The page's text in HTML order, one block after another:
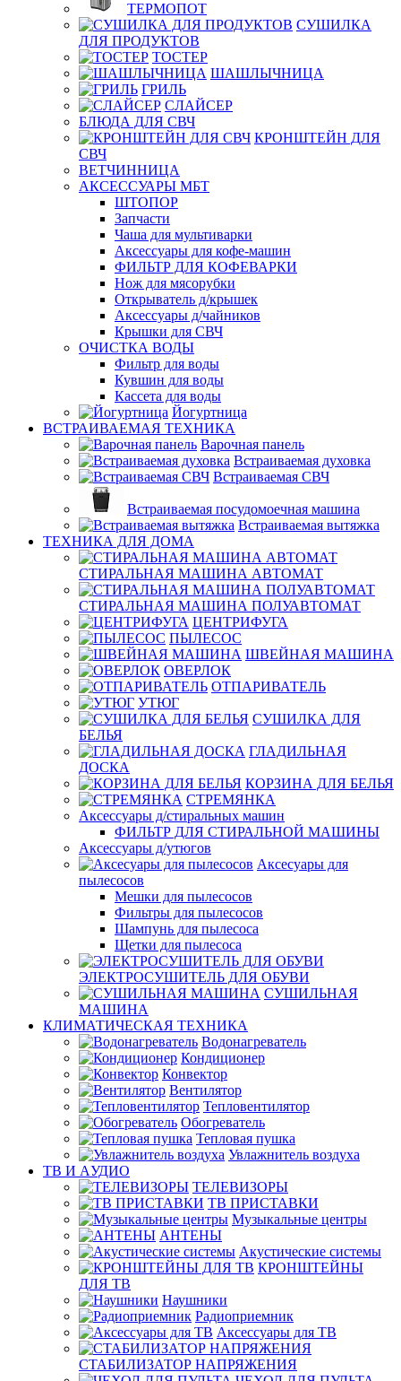
ТЕРМОПОТ
СУШИЛКА
ДЛЯ ПРОДУКТОВ
ТОСТЕР
ШАШЛЫЧНИЦА
ГРИЛЬ
СЛАЙСЕР
БЛЮДА ДЛЯ СВЧ
КРОНШТЕЙН ДЛЯ
СВЧ
ВЕТЧИННИЦА
АКСЕССУАРЫ МБТ
ШТОПОР
Запчасти
Чаша для мультиварки
Аксессуары для кофе-машин
ФИЛЬТР ДЛЯ КОФЕВАРКИ
Нож для мясорубки
Открыватель д/крышек
Аксессуары д/чайников
Крышки для СВЧ
ОЧИСТКА ВОДЫ
Фильтр для воды
Кувшин для воды
Кассета для воды
Йогуртница
ВСТРАИВАЕМАЯ ТЕХНИКА
Варочная панель
Встраиваемая духовка
Встраиваемая СВЧ
Встраиваемая посудомоечная машина
Встраиваемая вытяжка
ТЕХНИКА ДЛЯ ДОМА
СТИРАЛЬНАЯ МАШИНА АВТОМАТ
СТИРАЛЬНАЯ МАШИНА ПОЛУАВТОМАТ
ЦЕНТРИФУГА
ПЫЛЕСОС
ШВЕЙНАЯ МАШИНА
ОВЕРЛОК
ОТПАРИВАТЕЛЬ
УТЮГ
СУШИЛКА ДЛЯ
БЕЛЬЯ
ГЛАДИЛЬНАЯ
ДОСКА
КОРЗИНА ДЛЯ БЕЛЬЯ
СТРЕМЯНКА
Аксессуары д/стиральных машин
ФИЛЬТР ДЛЯ СТИРАЛЬНОЙ МАШИНЫ
Аксессуары д/утюгов
Аксесуары для
пылесосов
Мешки для пылесосов
Фильтры для пылесосов
Шампунь для пылесоса
Щетки для пылесоса
ЭЛЕКТРОСУШИТЕЛЬ ДЛЯ ОБУВИ
СУШИЛЬНАЯ
МАШИНА
КЛИМАТИЧЕСКАЯ ТЕХНИКА
Водонагреватель
Кондиционер
Конвектор
Вентилятор
Тепловентилятор
Обогреватель
Тепловая пушка
Увлажнитель воздуха
ТВ И AУДИО
ТЕЛЕВИЗОРЫ
ТВ ПРИСТАВКИ
Музыкальные центры
АНТЕНЫ
Акустические системы
КРОНШТЕЙНЫ
ДЛЯ ТВ
Наушники
Радиоприемник
Аксессуары для ТВ
СТАБИЛИЗАТОР НАПРЯЖЕНИЯ